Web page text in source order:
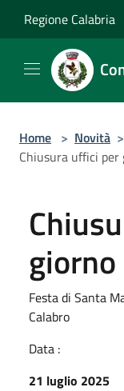
Regione Calabria
Home > Novità >
Chiusura uffici
Festa di Santa
Calabro
Data :
21 luglio 2025